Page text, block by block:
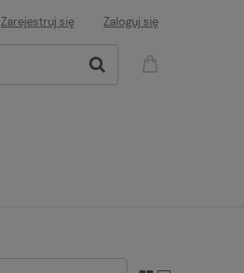
Zarejestruj się Zaloguj się